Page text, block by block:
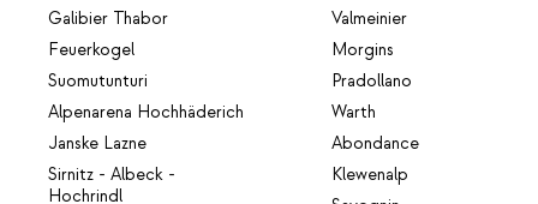
Galibier Thabor
Feuerkogel
Suomutunturi
Alpenarena Hochhäderich
Janske Lazne
Sirnitz - Albeck -
Hochrindl
Valmeinier
Morgins
Pradollano
Warth
Abondance
Klewenalp